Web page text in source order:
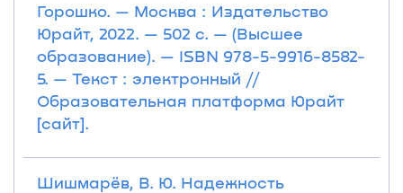
Горошко. — Москва : Издательство
Юрайт, 2022. — 502 с. — (Высшее
образование). — ISBN 978-5-9916-8582-
5. — Текст : электронный //
Образовательная платформа Юрайт
[сайт].
Шишмарёв, В. Ю. Надежность